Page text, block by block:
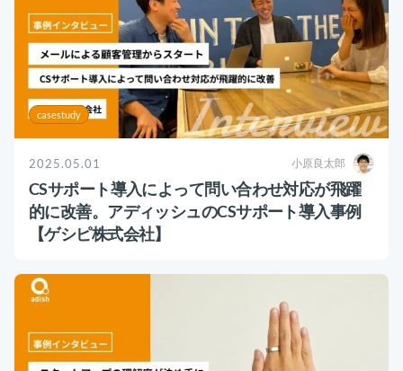
casestudy
2025.05.01 小原良太郎
CSサポート導入によって問い合わせ対応が飛躍
的に改善。アディッシュのCSサポート導入事例
【ゲシピ株式会社】